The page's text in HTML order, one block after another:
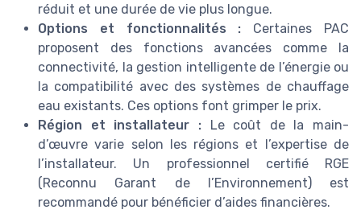
réduit et une durée de vie plus longue.
Options et fonctionnalités : Certaines PAC
proposent des fonctions avancées comme la
connectivité, la gestion intelligente de l’énergie ou
la compatibilité avec des systèmes de chauffage
eau existants. Ces options font grimper le prix.
Région et installateur :Le coût de la main-
d’œuvre varie selon les régions et l’expertise de
l’installateur. Un professionnel certifié RGE
(Reconnu Garant de l’Environnement) est
recommandé pour bénéficier d’aides financières.